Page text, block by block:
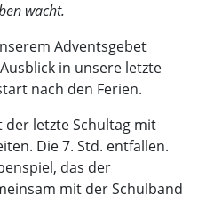
wacht.
Adventsgebet
in unsere letzte
nach den Ferien.
der letzte Schultag mit
Die 7. Std. entfallen.
das der
mit der Schulband